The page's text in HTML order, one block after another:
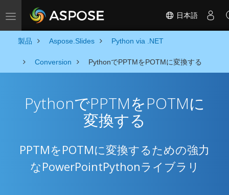
Toggle navigation 日本語
製品 Aspose.Slides Python via .NET
Conversion PythonでPPTMをPOTMに変換する
PythonでPPTMをPOTMに
変換する
PPTMをPOTMに変換するための強力
なPowerPointPythonライブラリ